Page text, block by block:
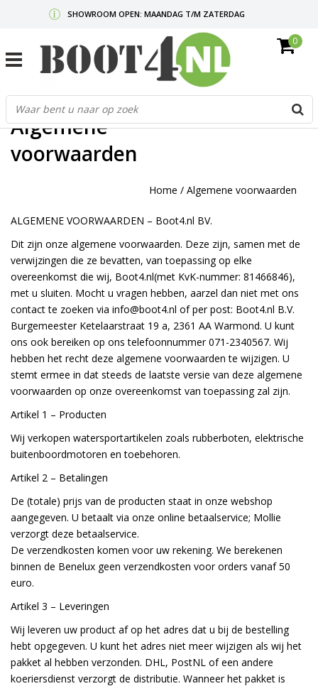
SHOWROOM OPEN: MAANDAG T/M ZATERDAG
GRATIS VERZENDING V.A. €50,-
MAIL ONSOF BEL: 0712340567
0
Algemene
voorwaarden
Home / Algemene voorwaarden
ALGEMENE VOORWAARDEN – Boot4.nl BV.
Dit zijn onze algemene voorwaarden. Deze zijn, samen met de
verwijzingen die ze bevatten, van toepassing op elke
overeenkomst die wij, Boot4.nl(met KvK-nummer: 81466846),
met u sluiten. Mocht u vragen hebben, aarzel dan niet met ons
contact te zoeken via info@boot4.nl of per post: Boot4.nl B.V.
Burgemeester Ketelaarstraat 19 a, 2361 AA Warmond. U kunt
ons ook bereiken op ons telefoonnummer 071-2340567. Wij
hebben het recht deze algemene voorwaarden te wijzigen. U
stemt ermee in dat steeds de laatste versie van deze algemene
voorwaarden op onze overeenkomst van toepassing zal zijn.
Artikel 1 – Producten
Wij verkopen watersportartikelen zoals rubberboten, elektrische
buitenboordmotoren en toebehoren.
Artikel 2 – Betalingen
De (totale) prijs van de producten staat in onze webshop
aangegeven. U betaalt via onze online betaalservice; Mollie
verzorgt deze betaalservice.
De verzendkosten komen voor uw rekening. We berekenen
binnen de Benelux geen verzendkosten voor orders vanaf 50
euro.
Artikel 3 – Leveringen
Wij leveren uw product af op het adres dat u bij de bestelling
hebt opgegeven. U kunt het adres niet meer wijzigen als wij het
pakket al hebben verzonden. DHL, PostNL of een andere
koeriersdienst verzorgt de distributie. Wanneer het pakket is